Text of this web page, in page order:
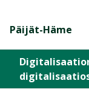
Päijät-Häme